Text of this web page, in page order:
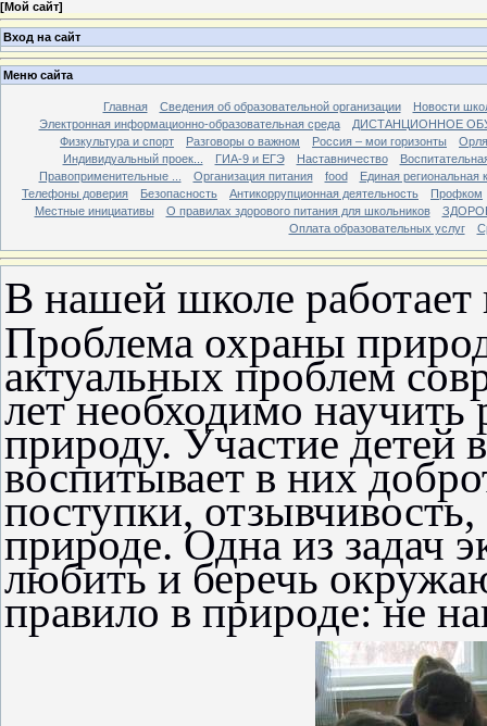
[Мой сайт]
Вход на сайт
Меню сайта
Главная Сведения об образовательной организации
Новости
Электронная информационно-образовательная среда
ДИСТАНЦИОННОЕ
Физкультура и спорт
Разговоры о важном Россия – мои горизонты
Индивидуальный проек...
ГИА-9 и ЕГЭ Наставничество
Правоприменительные ...
Организация питания food
Единая региональная
Телефоны доверия
Безопасность Антикоррупционная деятельность
Профком
Местные инициативы
О правилах здорового питания для школьников
Оплата образовательных услуг
В нашей школе
Проблема охраны
актуальных проблем
лет необходимо
природу. Участие детей
воспитывает в них
поступки,
природе. Одна из задач
любить и беречь
правило в природе: не